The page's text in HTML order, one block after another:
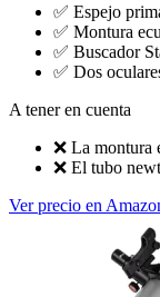
✅ Espejo
✅ Montura
✅ Buscador
✅ Dos
A tener en cuenta
❌ La montura
❌ El tubo
Ver precio en